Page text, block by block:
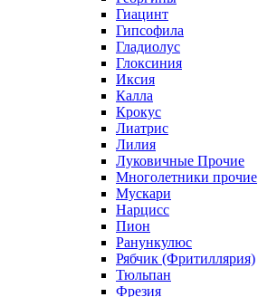
Гиацинт
Гипсофила
Гладиолус
Глоксиния
Иксия
Калла
Крокус
Лиатрис
Лилия
Луковичные Прочие
Многолетники прочие
Мускари
Нарцисс
Пион
Ранункулюс
Рябчик (Фритиллярия)
Тюльпан
Фрезия